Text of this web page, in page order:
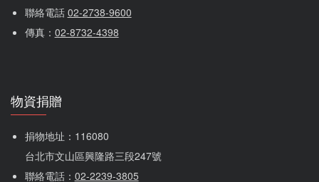
聯絡電話 02-2738-9600
傳真： 02-8732-4398
物資捐贈
捐物地址：116080
台北市文山區興隆路三段247號
聯絡電話： 02-2239-3805